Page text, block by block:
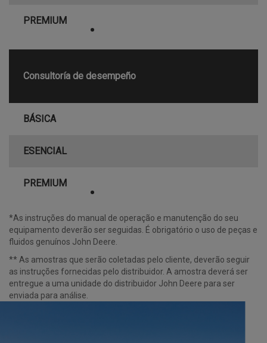
PREMIUM •
Consultoría de desempeño
BÁSICA
ESENCIAL
PREMIUM •
*As instruções do manual de operação e manutenção do seu
equipamento deverão ser seguidas. É obrigatório o uso de peças e
fluidos genuínos John Deere.
** As amostras que serão coletadas pelo cliente, deverão seguir
as instruções fornecidas pelo distribuidor. A amostra deverá ser
entregue a uma unidade do distribuidor John Deere para ser
enviada para análise.